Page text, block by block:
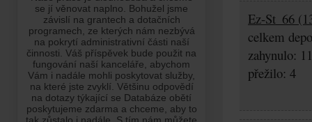
Ez-St_66
celkem
zahynulo: 11
přežilo: 4